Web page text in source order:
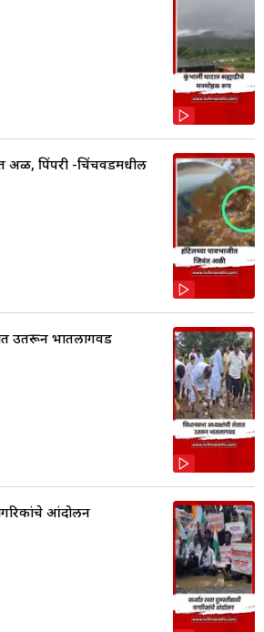
अळी, पिंपरी -चिंचवडमधील
उतरून भातलागवड
आंदोलन